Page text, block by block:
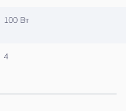
100 Вт
4